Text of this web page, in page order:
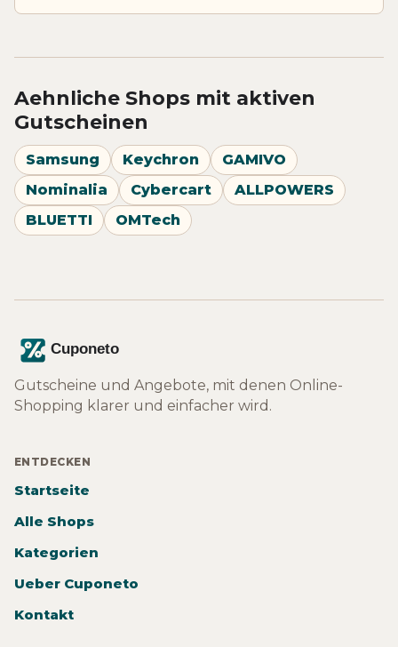
Aehnliche Shops mit aktiven
Gutscheinen
Samsung Keychron
GAMIVO
Nominalia
Cybercart
ALLPOWERS
BLUETTI
OMTech
Gutscheine und Angebote, mit denen Online-
Shopping klarer und einfacher wird.
ENTDECKEN
Startseite
Alle Shops
Kategorien
Ueber Cuponeto
Kontakt